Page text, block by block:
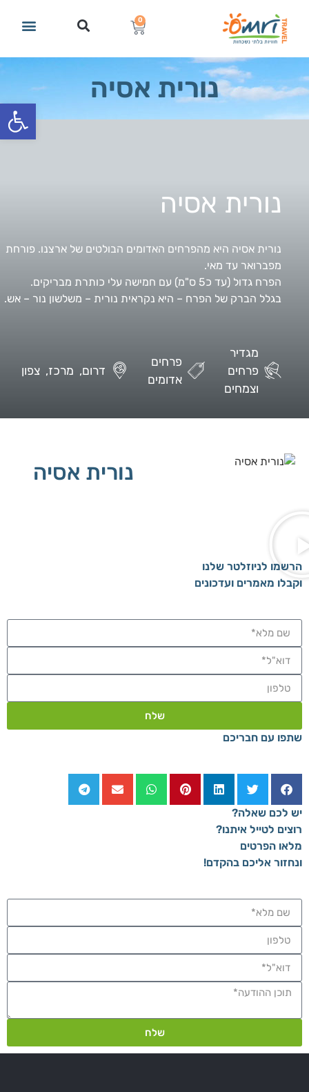
פתח
0
נורית אסיה
נורית אסיה
נורית אסיה היא מהפרחים האדומים הבולטים של ארצנו. פורחת
מפברואר עד מאי.
הפרח גדול (עד כ5 ס"מ) עם חמישה עלי כותרת מבריקים.
בגלל הברק של הפרח – היא נקראית נורית – משלשון נור – אש.
מגדיר
פרחים
וצמחים
פרחים
אדומים
דרום מרכז צפון
נורית אסיה
הרשמו לניוזלטר שלנו
וקבלו מאמרים ועדכונים
שלח
שתפו עם חבריכם
יש לכם שאלה?
רוצים לטייל איתנו?
מלאו הפרטים
ונחזור אליכם בהקדם!
שלח